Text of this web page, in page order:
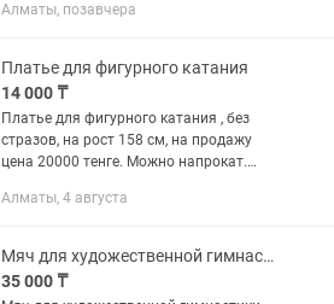
Непромокаемые Резинка с делением 8,
Алматы, позавчера
Платье для фигурного катания
14 000 ₸
Платье для фигурного катания , без
стразов, на рост 158 см, на продажу
цена 20000 тенге. Можно напрокат.
лосины под ботинок со стразами. Все
Алматы, 4 августа
Мяч для художественной гимнастики
35 000 ₸